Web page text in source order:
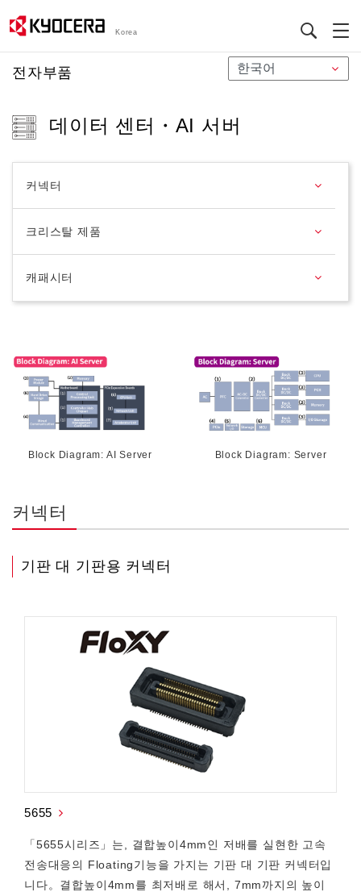
Korea
전자부품
데이터 센터・AI 서버
커넥터
크리스탈 제품
캐패시터
Block Diagram: AI Server Block Diagram: Server
커넥터
기판 대 기판용 커넥터
5655
「5655시리즈」는, 결합높이4mm인 저배를 실현한 고속
전송대응의 Floating기능을 가지는 기판 대 기판 커넥터입
니다。결합높이4mm를 최저배로 해서, 7mm까지의 높이